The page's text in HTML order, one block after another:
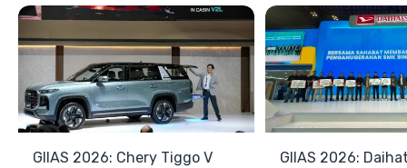
GIIAS 2026: Chery Tiggo V
GIIAS 2026: